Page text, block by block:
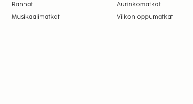
Rannat Aurinkomatkat
Musikaalimatkat
Viikonloppumatkat